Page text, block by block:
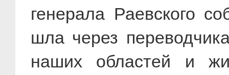
генерала Раевского
шла через
наших областей и